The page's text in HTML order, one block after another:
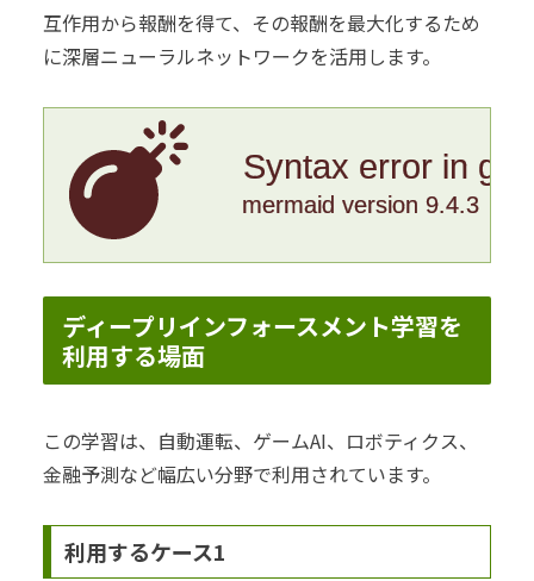
互作用から報酬を得て、その報酬を最大化するため
に深層ニューラルネットワークを活用します。
Syntax error in
mermaid version 9.4.3
ディープリインフォースメント学習を
利用する場面
この学習は、自動運転、ゲームAI、ロボティクス、
金融予測など幅広い分野で利用されています。
利用するケース1